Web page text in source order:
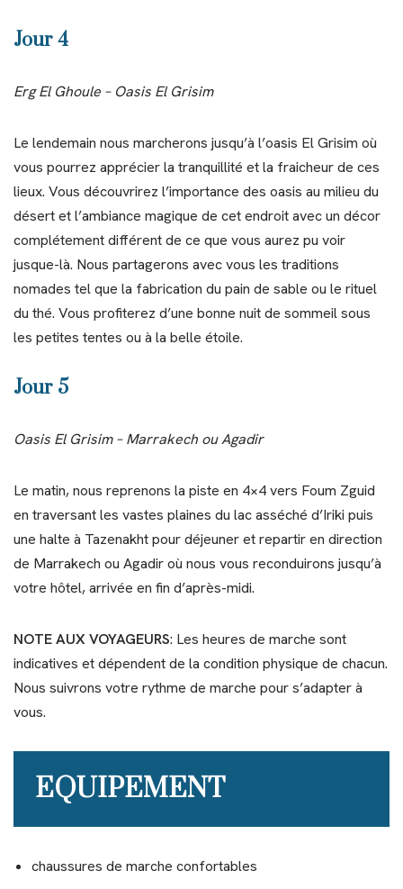
Jour 4
Erg El Ghoule – Oasis El Grisim
Le lendemain nous marcherons jusqu’à l’oasis El Grisim où
vous pourrez apprécier la tranquillité et la fraicheur de ces
lieux. Vous découvrirez l’importance des oasis au milieu du
désert et l’ambiance magique de cet endroit avec un décor
complétement différent de ce que vous aurez pu voir
jusque-là. Nous partagerons avec vous les traditions
nomades tel que la fabrication du pain de sable ou le rituel
du thé. Vous profiterez d’une bonne nuit de sommeil sous
les petites tentes ou à la belle étoile.
Jour 5
Oasis El Grisim – Marrakech ou Agadir
Le matin, nous reprenons la piste en 4×4 vers Foum Zguid
en traversant les vastes plaines du lac asséché d’Iriki puis
une halte à Tazenakht pour déjeuner et repartir en direction
de Marrakech ou Agadir où nous vous reconduirons jusqu’à
votre hôtel, arrivée en fin d’après-midi.
NOTE AUX VOYAGEURS: Les heures de marche sont
indicatives et dépendent de la condition physique de chacun.
Nous suivrons votre rythme de marche pour s’adapter à
vous.
EQUIPEMENT
chaussures de marche confortables